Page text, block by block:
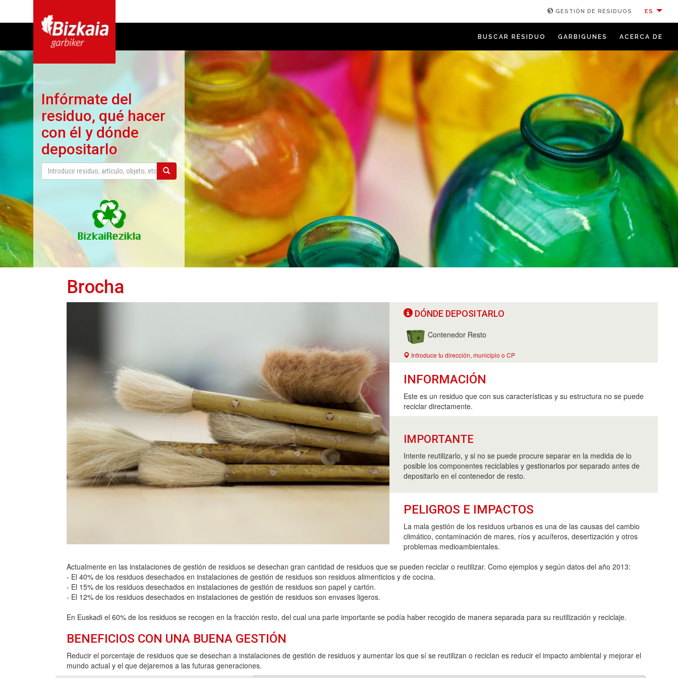
GESTIÓN DE RESIDUOS ES
BUSCAR RESIDUO GARBIGUNES ACERCA DE
Infórmate del
residuo, qué hacer
con él y dónde
depositarlo
Brocha
DÓNDE DEPOSITARLO
Contenedor Resto
Introduce tu dirección, municipio o CP
INFORMACIÓN
Este es un residuo que con sus características y su estructura no se puede
reciclar directamente.
IMPORTANTE
Intente reutilizarlo, y si no se puede procure separar en la medida de lo
posible los componentes reciclables y gestionarlos por separado antes de
depositarlo en el contenedor de resto.
PELIGROS E IMPACTOS
La mala gestión de los residuos urbanos es una de las causas del cambio
climático, contaminación de mares, ríos y acuíferos, desertización y otros
problemas medioambientales.
Actualmente en las instalaciones de gestión de residuos se desechan gran cantidad de residuos que se pueden reciclar o reutilizar. Como ejemplos y según datos del año 2013:
- El 40% de los residuos desechados en instalaciones de gestión de residuos son residuos alimenticios y de cocina.
- El 15% de los residuos desechados en instalaciones de gestión de residuos son papel y cartón.
- El 12% de los residuos desechados en instalaciones de gestión de residuos son envases ligeros.
En Euskadi el 60% de los residuos se recogen en la fracción resto, del cual una parte importante se podía haber recogido de manera separada para su reutilización y reciclaje.
BENEFICIOS CON UNA BUENA GESTIÓN
Reducir el porcentaje de residuos que se desechan a instalaciones de gestión de residuos y aumentar los que sí se reutilizan o reciclan es reducir el impacto ambiental y mejorar el
mundo actual y el que dejaremos a las futuras generaciones.